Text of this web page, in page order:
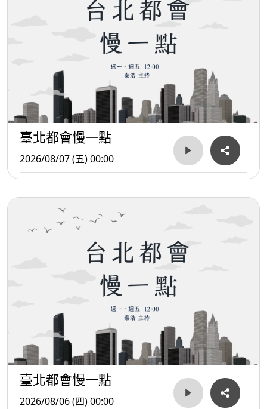
臺北都會慢一點
2026/08/07 (五) 00:00
臺北都會慢一點
2026/08/06 (四) 00:00